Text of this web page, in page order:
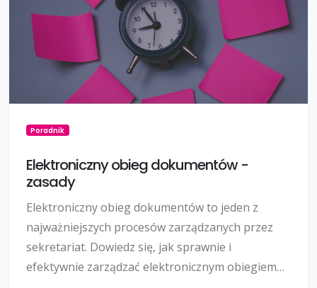
realnie zmieni KSeF.
Poradnik
Elektroniczny obieg dokumentów -
zasady
Elektroniczny obieg dokumentów to jeden z
najważniejszych procesów zarządzanych przez
sekretariat. Dowiedz się, jak sprawnie i
efektywnie zarządzać elektronicznym obiegiem